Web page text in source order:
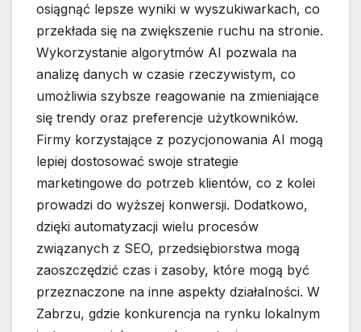
osiągnąć lepsze wyniki w wyszukiwarkach, co
przekłada się na zwiększenie ruchu na stronie.
Wykorzystanie algorytmów AI pozwala na
analizę danych w czasie rzeczywistym, co
umożliwia szybsze reagowanie na zmieniające
się trendy oraz preferencje użytkowników.
Firmy korzystające z pozycjonowania AI mogą
lepiej dostosować swoje strategie
marketingowe do potrzeb klientów, co z kolei
prowadzi do wyższej konwersji. Dodatkowo,
dzięki automatyzacji wielu procesów
związanych z SEO, przedsiębiorstwa mogą
zaoszczędzić czas i zasoby, które mogą być
przeznaczone na inne aspekty działalności. W
Zabrzu, gdzie konkurencja na rynku lokalnym